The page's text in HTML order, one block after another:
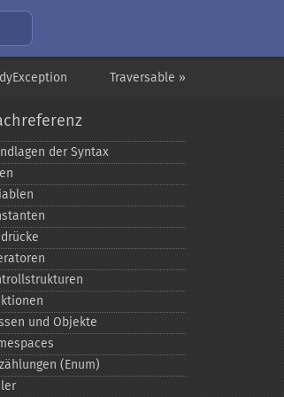
Traversable »
der Syntax
und Objekte
(Enum)